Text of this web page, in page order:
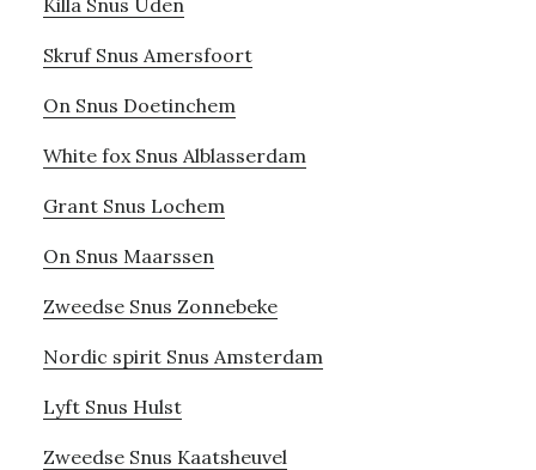
Skruf Snus Amersfoort
On Snus Doetinchem
White fox Snus Alblasserdam
Grant Snus Lochem
On Snus Maarssen
Zweedse Snus Zonnebeke
Nordic spirit Snus Amsterdam
Lyft Snus Hulst
Zweedse Snus Kaatsheuvel